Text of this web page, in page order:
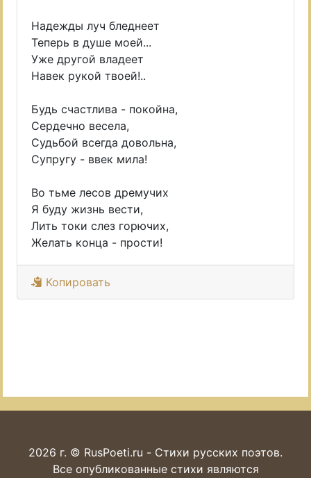
Надежды луч бледнеет
Теперь в душе моей...
Уже другой владеет
Навек рукой твоей!..
Будь счастлива - покойна,
Сердечно весела,
Судьбой всегда довольна,
Супругу - ввек мила!
Во тьме лесов дремучих
Я буду жизнь вести,
Лить токи слез горючих,
Желать конца - прости!
Копировать
2026 г. © RusPoeti.ru - Стихи русских поэтов.
Все опубликованные стихи являются